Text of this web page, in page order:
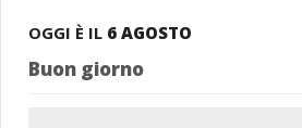
OGGI È IL 6 AGOSTO
Buon giorno